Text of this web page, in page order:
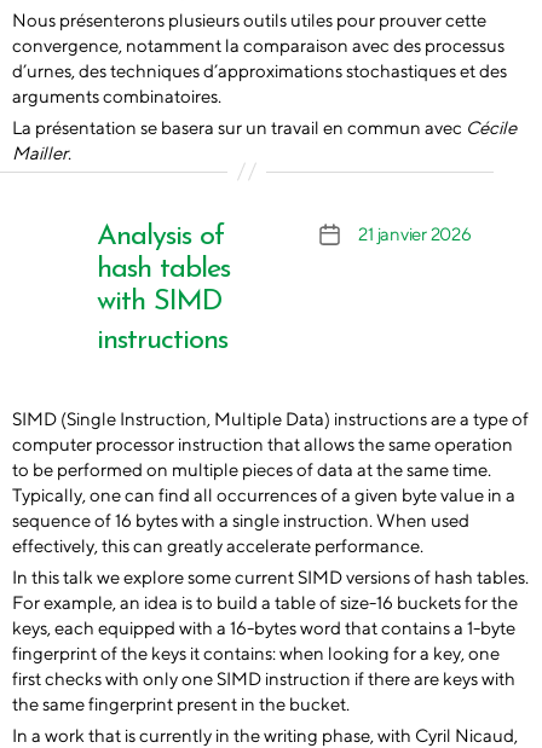
Nous présenterons plusieurs outils utiles pour prouver cette
convergence, notamment la comparaison avec des processus
d’urnes, des techniques d’approximations stochastiques et des
arguments combinatoires.
La présentation se basera sur un travail en commun avec Cécile
Mailler.
Analysis of
hash tables
with SIMD
instructions
Date
21 janvier 2026
SIMD (Single Instruction, Multiple Data) instructions are a type of
computer processor instruction that allows the same operation
to be performed on multiple pieces of data at the same time.
Typically, one can find all occurrences of a given byte value in a
sequence of 16 bytes with a single instruction. When used
effectively, this can greatly accelerate performance.
In this talk we explore some current SIMD versions of hash tables.
For example, an idea is to build a table of size-16 buckets for the
keys, each equipped with a 16-bytes word that contains a 1-byte
fingerprint of the keys it contains: when looking for a key, one
first checks with only one SIMD instruction if there are keys with
the same fingerprint present in the bucket.
In a work that is currently in the writing phase, with Cyril Nicaud,